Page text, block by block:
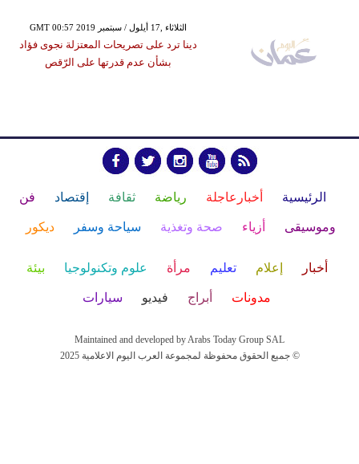
GMT 00:57 2019 الثلاثاء ,17 أيلول / سبتمبر
دينا ترد على تصريحات المعتزلة نجوى فؤاد
بشأن عدم قدرتها على الرّقص
الرئيسية أخبارعاجلة رياضة ثقافة إقتصاد فن
وموسيقى أزياء صحة وتغذية سياحة وسفر ديكور
أخبار إعلام تعليم مرأة علوم وتكنولوجيا بيئة
مدونات أبراج فيديو سيارات
Maintained and developed by Arabs Today Group SAL
جميع الحقوق محفوظة لمجموعة العرب اليوم الاعلامية 2025 ©